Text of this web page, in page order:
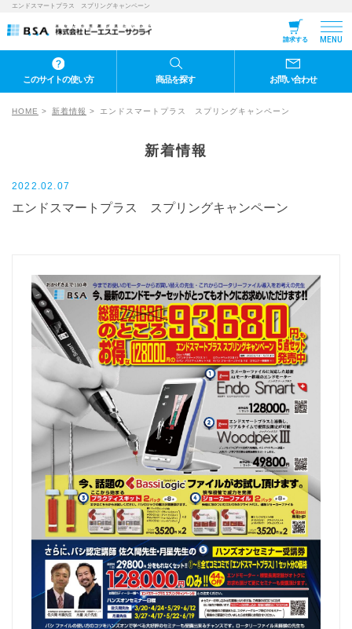
エンドスマートプラス スプリングキャンペーン
請求する MENU
このサイトの使い方 商品を探す お問い合わせ
HOME 新着情報 エンドスマートプラス スプリングキャンペーン
新着情報
2022.02.07
エンドスマートプラス スプリングキャンペーン